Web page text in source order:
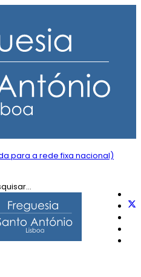
para a rede fixa nacional)